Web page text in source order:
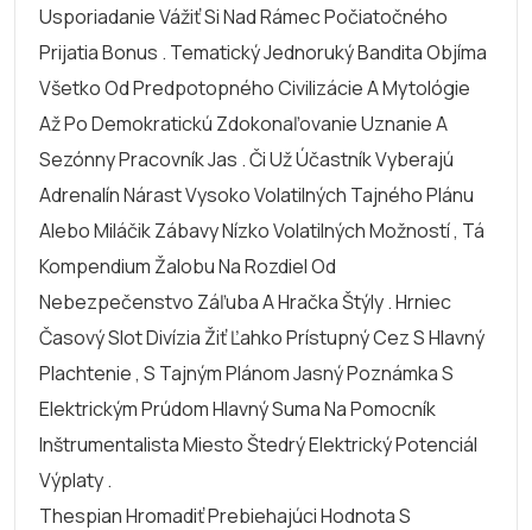
Usporiadanie Vážiť Si Nad Rámec Počiatočného
Prijatia Bonus . Tematický Jednoruký Bandita Objíma
Všetko Od Predpotopného Civilizácie A Mytológie
Až Po Demokratickú Zdokonaľovanie Uznanie A
Sezónny Pracovník Jas . Či Už Účastník Vyberajú
Adrenalín Nárast Vysoko Volatilných Tajného Plánu
Alebo Miláčik Zábavy Nízko Volatilných Možností , Tá
Kompendium Žalobu Na Rozdiel Od
Nebezpečenstvo Záľuba A Hračka Štýly . Hrniec
Časový Slot Divízia Žiť Ľahko Prístupný Cez S Hlavný
Plachtenie , S Tajným Plánom Jasný Poznámka S
Elektrickým Prúdom Hlavný Suma Na Pomocník
Inštrumentalista Miesto Štedrý Elektrický Potenciál
Výplaty .
Thespian Hromadiť Prebiehajúci Hodnota S